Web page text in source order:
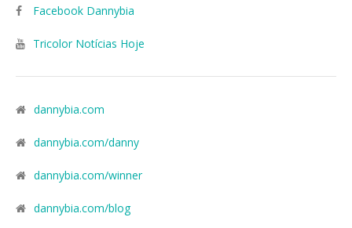
Facebook Dannybia
Tricolor Notícias Hoje
dannybia.com
dannybia.com/danny
dannybia.com/winner
dannybia.com/blog